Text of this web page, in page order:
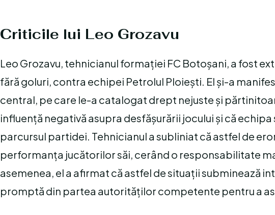
Criticile lui Leo Grozavu
Leo Grozavu, tehnicianul formației FC Botoșani, a fost
fără goluri, contra echipei Petrolul Ploiești. El și-a
central, pe care le-a catalogat drept nejuste și
influență negativă asupra desfășurării jocului și că
parcursul partidei. Tehnicianul a subliniat că astfel de
performanța jucătorilor săi, cerând o responsabilitate
asemenea, el a afirmat că astfel de situații subminează
promptă din partea autorităților competente pentru a